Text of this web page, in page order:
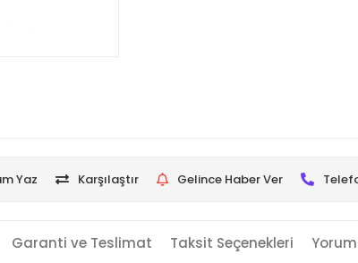
Yaz Karşılaştır Gelince Haber Ver
Garanti ve Teslimat Taksit Seçenekleri